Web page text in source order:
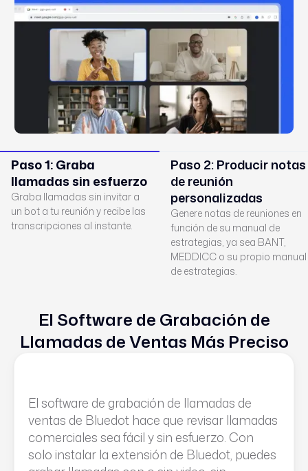
Paso 1: Graba
llamadas sin esfuerzo
Graba llamadas sin invitar a
un bot a tu reunión y recibe las
transcripciones al instante.
Paso 2: Producir notas
de reunión
personalizadas
Genere notas de reuniones en
función de su manual de
estrategias, ya sea BANT,
MEDDICC o su propio manual
de estrategias.
El Software de Grabación de
Llamadas de Ventas Más Preciso
El software de grabación de llamadas de
ventas de Bluedot hace que revisar llamadas
comerciales sea fácil y sin esfuerzo. Con
solo instalar la extensión de Bluedot, puedes